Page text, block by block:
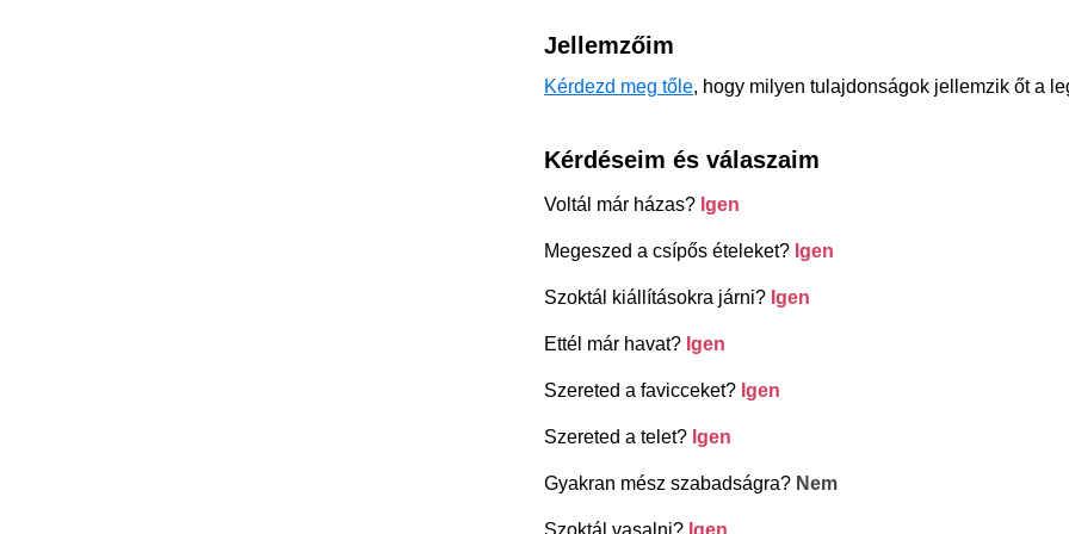
Jellemzőim
Kérdezd meg tőle, hogy milyen tulajdonságok jellemzik őt a
Kérdéseim és válaszaim
Voltál már házas? Igen
Megeszed a csípős ételeket? Igen
Szoktál kiállításokra járni? Igen
Ettél már havat? Igen
Szereted a favicceket? Igen
Szereted a telet? Igen
Gyakran mész szabadságra? Nem
Szoktál vasalni? Igen